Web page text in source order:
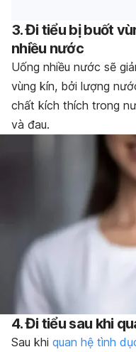
3. Đi tiểu bị buốt
nhiều nước
Uống nhiều nước sẽ
vùng kín, bởi lượng
chất kích thích trong
và đau.
4. Đi tiểu sau khi
Sau khi quan hệ tình